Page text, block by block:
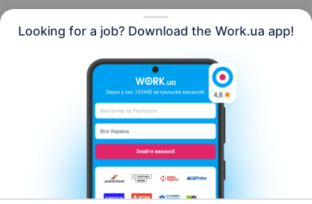
Looking for a job? Download the Work.ua app!
Contact us About us
Сareer
Help Terms of use